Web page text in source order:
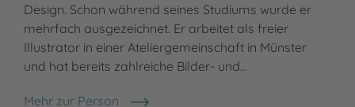
Design. Schon während seines Studiums wurde er
mehrfach ausgezeichnet. Er arbeitet als freier
Illustrator in einer Ateliergemeinschaft in Münster
und hat bereits zahlreiche Bilder- und…
Mehr zur Person